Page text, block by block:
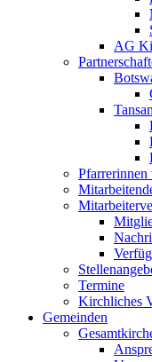
AG
Pfarrerinnen
Termine
Kirchliches
Gemeinden